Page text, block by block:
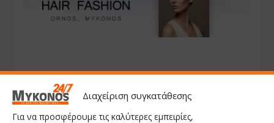
Διαχείριση συγκατάθεσης
Για να προσφέρουμε τις καλύτερες εμπειρίες,